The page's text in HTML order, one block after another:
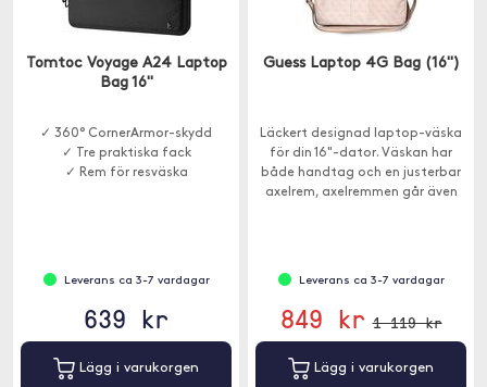
Tomtoc Voyage A24 Laptop
Bag 16''
✓ 360° CornerArmor-skydd
✓ Tre praktiska fack
✓ Rem för resväska
Leverans ca 3-7 vardagar
639 kr
Lägg i varukorgen
Guess Laptop 4G Bag (16")
Läckert designad laptop-väska
för din 16"-dator. Väskan har
både handtag och en justerbar
axelrem, axelremmen går även
Leverans ca 3-7 vardagar
849 kr 1 119 kr
Lägg i varukorgen